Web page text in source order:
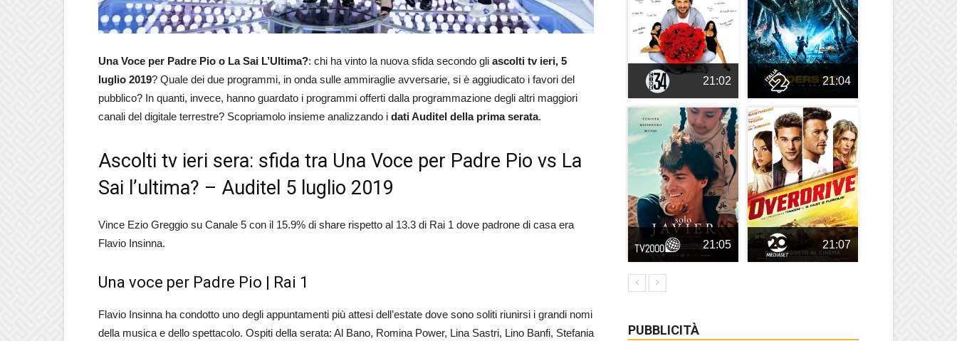
Una Voce per Padre Pio o La Sai L’Ultima?: chi ha vinto la nuova sfida secondo gli ascolti tv ieri, 5
luglio 2019? Quale dei due programmi, in onda sulle ammiraglie avversarie, si è aggiudicato i favori del
pubblico? In quanti, invece, hanno guardato i programmi offerti dalla programmazione degli altri maggiori
canali del digitale terrestre? Scopriamolo insieme analizzando i dati Auditel della prima serata.
Ascolti tv ieri sera: sfida tra Una Voce per Padre Pio vs La
Sai l’ultima? – Auditel 5 luglio 2019
Vince Ezio Greggio su Canale 5 con il 15.9% di share rispetto al 13.3 di Rai 1 dove padrone di casa era
Flavio Insinna.
Una voce per Padre Pio | Rai 1
Flavio Insinna ha condotto uno degli appuntamenti più attesi dell’estate dove sono soliti riunirsi i grandi nomi
della musica e dello spettacolo. Ospiti della serata: Al Bano, Romina Power, Lina Sastri, Lino Banfi, Stefania
21:02 21:04
21:05 21:07
PUBBLICITÀ